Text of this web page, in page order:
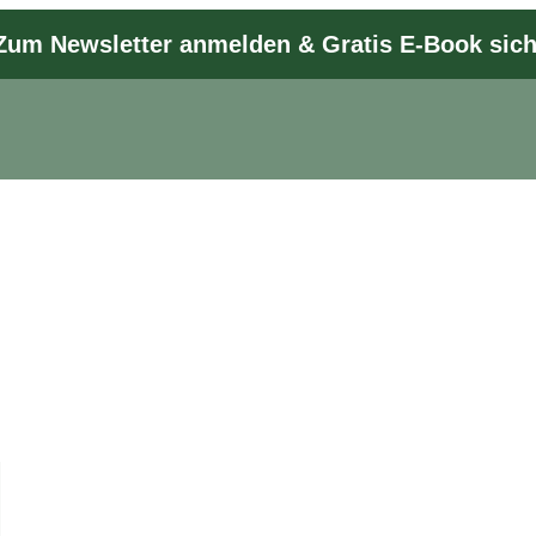
Newsletter anmelden & Gratis E-Book